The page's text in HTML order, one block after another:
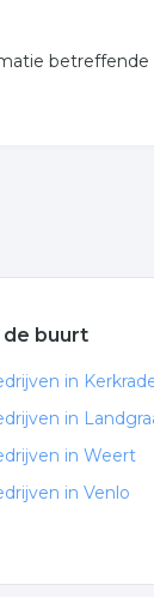
de buurt
in
in
in Weert
in Venlo